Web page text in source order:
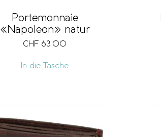
Portemonnaie
«Napoleon» natur
CHF 63.00
In die Tasche